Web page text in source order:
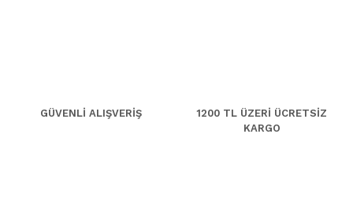
GÜVENLİ ALIŞVERİŞ
1200 TL ÜZERİ ÜCRETSİZ
KARGO